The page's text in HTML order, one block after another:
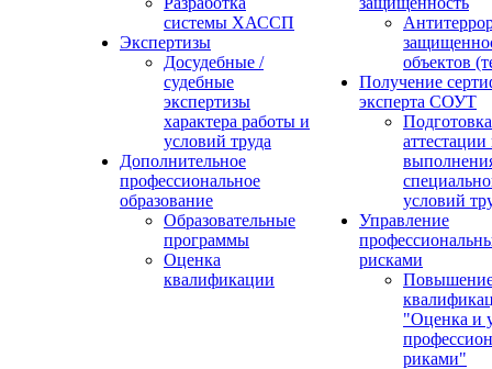
системы ХАССП
Экспертизы
Досудебные /
судебные
экспертизы
характера работы и
условий труда
Дополнительное
профессиональное
образование
Образовательные
программы
Оценка
квалификации
объектов
Получение
эксперта СОУТ
условий
Управление
рисками
"Оценка и
риками"